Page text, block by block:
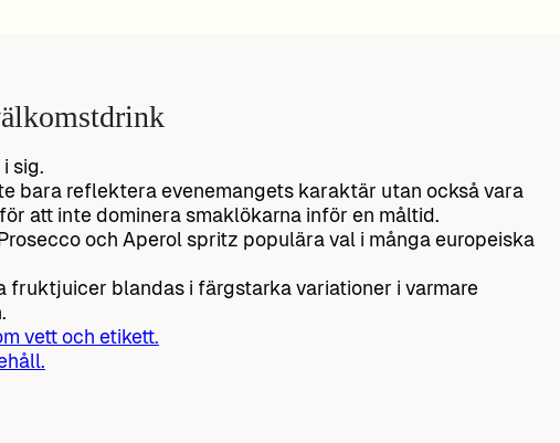
sig.
bara reflektera evenemangets karaktär utan också vara
att inte dominera smaklökarna inför en måltid.
och Aperol spritz populära val i många europeiska
fruktjuicer blandas i färgstarka variationer i varmare
vett och etikett.